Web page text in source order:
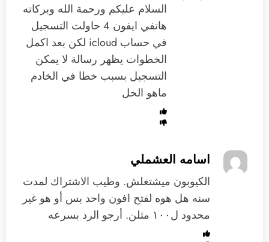
السلام عليكم ورحمة الله وبركاته
هاتفي ايفون 4 حاولت التسجيل
في حساب icloud لكن بعد اكمل
الخطوات يظهر رسالة لا يمكن
التسجيل بسبب خطا في الخادم
ماهو الحل
اسامه العشملي
الكيوبون ميشتغلش. وطيب الاشتراك لمدت
سنه هل هوه لفتح افون واحد بس أو هو غير
محدود ل١٠٠ مثلن. أرجو الرد بسرعه